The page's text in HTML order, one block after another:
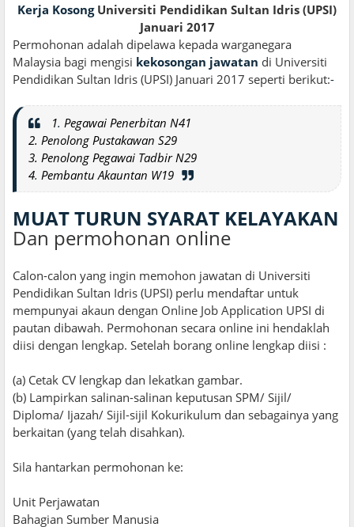
Kerja KosongUniversiti Pendidikan Sultan Idris (UPSI)
Januari 2017
Permohonan adalah dipelawa kepada warganegara
Malaysia bagi mengisi kekosongan jawatan di Universiti
Pendidikan Sultan Idris (UPSI) Januari 2017 seperti berikut:-
1. Pegawai Penerbitan N41
2. Penolong Pustakawan S29
3. Penolong Pegawai Tadbir N29
4. Pembantu Akauntan W19
MUAT TURUN SYARAT KELAYAKAN
Dan permohonan online
Calon-calon yang ingin memohon jawatan di Universiti
Pendidikan Sultan Idris (UPSI) perlu mendaftar untuk
mempunyai akaun dengan Online Job Application UPSI di
pautan dibawah. Permohonan secara online ini hendaklah
diisi dengan lengkap. Setelah borang online lengkap diisi :
(a) Cetak CV lengkap dan lekatkan gambar.
(b) Lampirkan salinan-salinan keputusan SPM/ Sijil/
Diploma/ Ijazah/ Sijil-sijil Kokurikulum dan sebagainya yang
berkaitan (yang telah disahkan).
Sila hantarkan permohonan ke:
Unit Perjawatan
Bahagian Sumber Manusia